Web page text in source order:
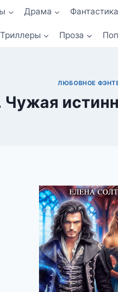
Драма Фантастика
Триллеры Проза
ЛЮБОВНОЕ
Чужая